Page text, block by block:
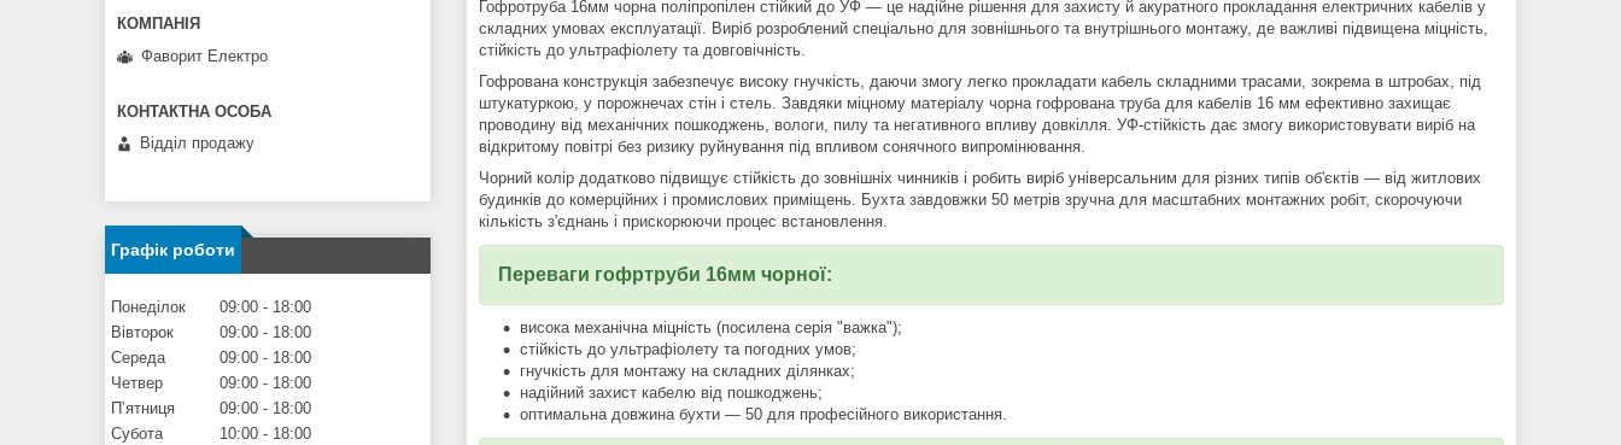
Гофротруба 16мм чорна поліпропілен стійкий до УФ — це надійне рішення для захисту й акуратного прокладання електричних кабелів у
складних умовах експлуатації. Виріб розроблений спеціально для зовнішнього та внутрішнього монтажу, де важливі підвищена міцність,
стійкість до ультрафіолету та довговічність.
Гофрована конструкція забезпечує високу гнучкість, даючи змогу легко прокладати кабель складними трасами, зокрема в штробах, під
штукатуркою, у порожнечах стін і стель. Завдяки міцному матеріалу чорна гофрована труба для кабелів 16 мм ефективно захищає
проводину від механічних пошкоджень, вологи, пилу та негативного впливу довкілля. УФ-стійкість дає змогу використовувати виріб на
відкритому повітрі без ризику руйнування під впливом сонячного випромінювання.
Чорний колір додатково підвищує стійкість до зовнішніх чинників і робить виріб універсальним для різних типів об'єктів — від житлових
будинків до комерційних і промислових приміщень. Бухта завдовжки 50 метрів зручна для масштабних монтажних робіт, скорочуючи
кількість з'єднань і прискорюючи процес встановлення.
Переваги гофртруби 16мм чорної:
висока механічна міцність (посилена серія "важка");
стійкість до ультрафіолету та погодних умов;
гнучкість для монтажу на складних ділянках;
надійний захист кабелю від пошкоджень;
оптимальна довжина бухти — 50 для професійного використання.
Фаворит Електро
Відділ продажу
Графік роботи
Понеділок 09:00
18:00
Вівторок
09:00
18:00
Середа
09:00
18:00
Четвер
09:00
18:00
Пʼятниця
09:00
18:00
Субота
10:00
18:00